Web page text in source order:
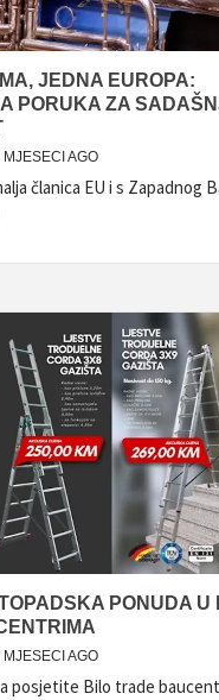
JEDNA EUROPA:
PORUKA ZA
MJESECI AGO
članica EU i s Zapadnog
PONUDA U
MJESECI AGO
posjetite Bilo trade